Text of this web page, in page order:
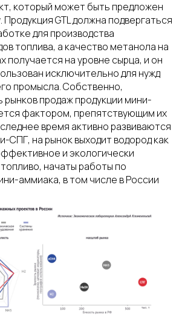
который может быть предложен
GTL должна подвергаться
для производства
топлива, а качество метанола на
получается на уровне сырца, и он
исключительно для нужд
промысла. Собственно,
рынков продаж продукции мини-
фактором, препятствующим их
время активно развиваются
СПГ, на рынок выходит водород как
и экологически
начаты работы по
аммиака, в том числе в России